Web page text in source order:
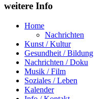
weitere Info
Home
Nachrichten
Kunst / Kultur
Gesundheit / Bildung
Nachrichten / Doku
Musik / Film
Soziales / Leben
Kalender